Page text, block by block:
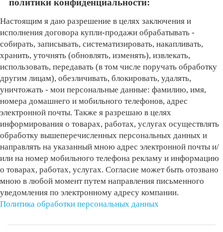
политики конфиденциальности:
Настоящим я даю разрешение в целях заключения и
исполнения договора купли-продажи обрабатывать -
собирать, записывать, систематизировать, накапливать,
хранить, уточнять (обновлять, изменять), извлекать,
использовать, передавать (в том числе поручать обработку
другим лицам), обезличивать, блокировать, удалять,
уничтожать - мои персональные данные: фамилию, имя,
номера домашнего и мобильного телефонов, адрес
электронной почты. Также я разрешаю в целях
информирования о товарах, работах, услугах осуществлять
обработку вышеперечисленных персональных данных и
направлять на указанный мною адрес электронной почты и/
или на номер мобильного телефона рекламу и информацию
о товарах, работах, услугах. Согласие может быть отозвано
мною в любой момент путем направления письменного
уведомления по электронному адресу компании.
Политика обработки персональных данных